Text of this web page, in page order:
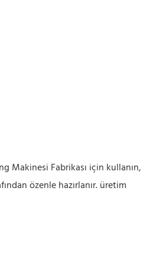
Makinesi Fabrikası için kullanın,
özenle hazırlanır. üretim